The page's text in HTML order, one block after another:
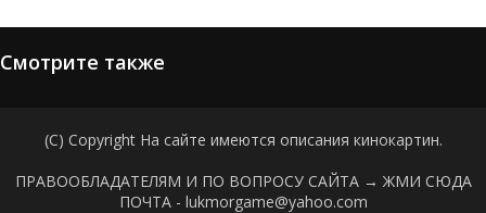
Смотрите также
(C) Copyright На сайте имеются описания кинокартин.
ПРАВООБЛАДАТЕЛЯМ И ПО ВОПРОСУ САЙТА → ЖМИ СЮДА
ПОЧТА - lukmorgame@yahoo.com